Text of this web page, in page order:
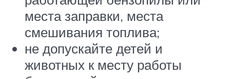
места заправки, места
смешивания топлива;
не допускайте детей и
животных к месту работы